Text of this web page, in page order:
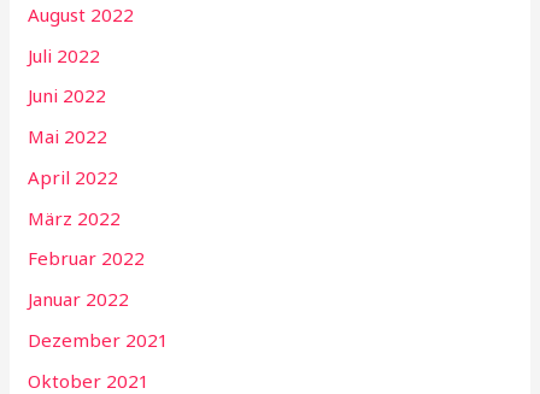
August 2022
Juli 2022
Juni 2022
Mai 2022
April 2022
März 2022
Februar 2022
Januar 2022
Dezember 2021
Oktober 2021